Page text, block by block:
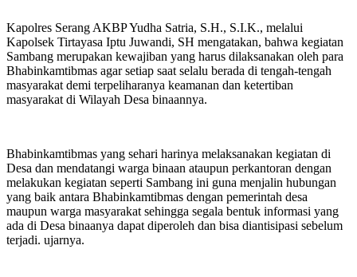
Kapolres Serang AKBP Yudha Satria, S.H., S.I.K., melalui
Kapolsek Tirtayasa Iptu Juwandi, SH mengatakan, bahwa kegiatan
Sambang merupakan kewajiban yang harus dilaksanakan oleh para
Bhabinkamtibmas agar setiap saat selalu berada di tengah-tengah
masyarakat demi terpeliharanya keamanan dan ketertiban
masyarakat di Wilayah Desa binaannya.
Bhabinkamtibmas yang sehari harinya melaksanakan kegiatan di
Desa dan mendatangi warga binaan ataupun perkantoran dengan
melakukan kegiatan seperti Sambang ini guna menjalin hubungan
yang baik antara Bhabinkamtibmas dengan pemerintah desa
maupun warga masyarakat sehingga segala bentuk informasi yang
ada di Desa binaanya dapat diperoleh dan bisa diantisipasi sebelum
terjadi. ujarnya.